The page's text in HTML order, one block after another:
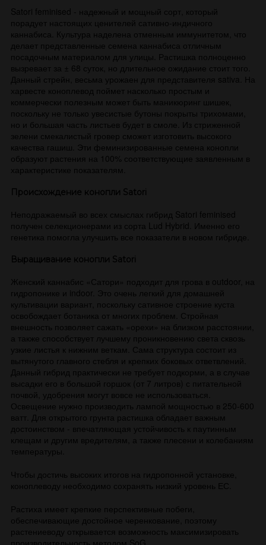
Satori feminised - надежный и мощный сорт, который
порадует настоящих ценителей сативно-индичного
каннабиса. Культура наделена отменным иммунитетом, что
делает представленные семена каннабиса отличным
посадочным материалом для улицы. Растишка полноценно
вызревает за ± 68 суток, но длительное ожидание стоит того.
Данный стрейн, весьма урожаен для представителя sativa. На
харвесте коноплевод поймет насколько простым и
коммерчески полезным может быть маникюринг шишек,
поскольку не только увесистые бутоны покрыты трихомами,
но и большая часть листьев будет в смоле. Из стриженной
зелени смекалистый гровер сможет изготовить высокого
качества гашиш. Эти феминизированные семена конопли
образуют растения на 100% соответствующие заявленным в
характеристике показателям.
Происхождение конопли Satori
Неподражаемый во всех смыслах гибрид Satori feminised
получен селекционерами из сорта Lud Hybrid. Именно его
генетика помогла улучшить все показатели в новом гибриде.
Выращивание конопли Satori
Женский каннабис «Сатори» подходит для грова в outdoor, на
гидропонике и indoor. Это очень легкий для домашней
культивации вариант, поскольку сативное строение куста
освобождает ботаника от многих проблем. Стройная
внешность позволяет сажать «орехи» на близком расстоянии,
а также способствует лучшему проникновению света сквозь
узкие листья к нижним веткам. Сама структура состоит из
вытянутого главного стебля и крепких боковых ответвлений.
Данный гибрид практически не требует подкорми, а в случае
высадки его в большой горшок (от 7 литров) с питательной
почвой, удобрения могут вовсе не использоваться.
Освещение нужно производить лампой мощностью в 250-600
ватт. Для открытого грунта растишка обладает важным
достоинством - впечатляющая устойчивость к паутинным
клещам и другим вредителям, а также плесени и колебаниям
температуры.
Чтобы достичь высоких итогов на гидропонной установке,
коноплеводу необходимо сохранять низкий уровень ЕС.
Растиха имеет крепкие перспективные побеги,
обеспечивающие достойное черенкование, поэтому
растениеводу открывается возможность максимизировать
производительность методом SoG.